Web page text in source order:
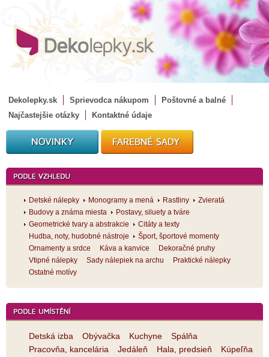
Dekolepky.sk Sprievodca nákupom
Poštovné a balné
Najčastejšie otázky
Kontaktné údaje
Detské nálepky Monogramy a mená Rastliny
Zvieratá
Budovy a známa miesta
Postavy, siluety a tváre
Geometrické tvary a abstrakcie
Citáty a texty
Hudba, noty, hudobné nástroje
Šport, športové momenty
Ornamenty a srdce
Káva a kanvice
Dekoračné pruhy
Vtipné nálepky
Sady nálepiek na archu
Praktické nálepky
Ostatné motívy
Detská izba Obývačka Kuchyne
Spálňa
Pracovňa, kancelária
Jedáleň Hala, predsieň
Kúpeľňa